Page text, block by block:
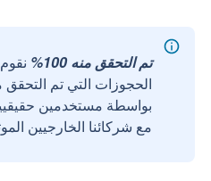
تم التحقق منه 100%
الحجوزات التي تم التحقق
مع شركائنا الخارجيين